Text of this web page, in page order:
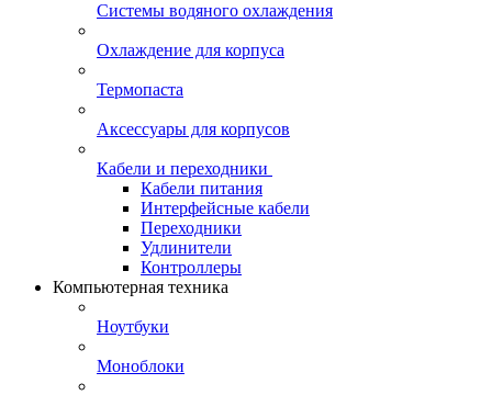
Системы водяного охлаждения
Охлаждение для корпуса
Термопаста
Аксессуары для корпусов
Кабели и переходники
Кабели питания
Интерфейсные кабели
Переходники
Удлинители
Контроллеры
Компьютерная техника
Ноутбуки
Моноблоки